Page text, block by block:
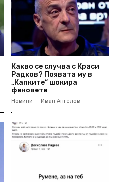
Какво се случва с Краси
Радков? Появата му в
„Капките“ шокира
феновете
Новини Иван Ангелов